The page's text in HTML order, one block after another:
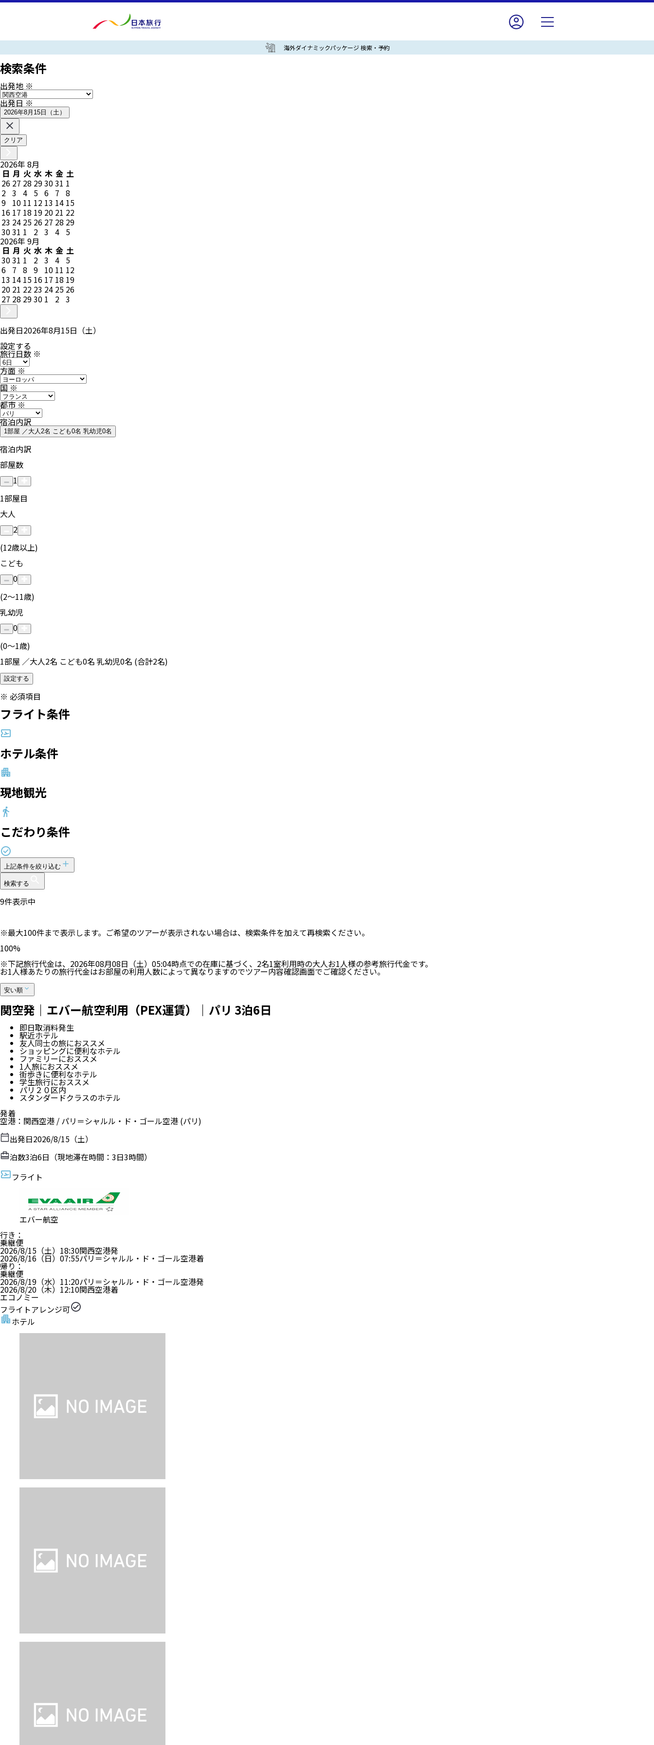
海外ダイナミックパッケージ 検索・予約
検索条件
出発地 ※
出発日※
2026年8月15日（土）
クリア
2026年 8月
日 月 火 水 木 金 土
26 27 28 293031 1
2 3 4 5 6 7 8
9 10 11 12 13 14 15
16 17 18 19 20 21 22
23 24 25 26 27 28 29
3031 1 2 3 4 5
2026年 9月
日 月 火 水 木 金 土
3031 1 2 3 4 5
6 7 8 9 10 11 12
13 14 15 16 17 18 19
20 21 22 23 24 25 26
27 28 2930 1 2 3
出発日2026年8月15日（土）
設定する
旅行日数 ※
方面※
国※
都市※
宿泊内訳
1部屋 ／大人2名 こども0名 乳幼児0名
宿泊内訳
部屋数
1
1部屋目
大人
2
(12歳以上)
こども
0
(2〜11歳)
乳幼児
0
(0〜1歳)
1部屋 ／大人2名 こども0名 乳幼児0名 (合計2名)
設定する
※ 必須項目
フライト条件
ホテル条件
現地観光
こだわり条件
上記条件を絞り込む
検索する
9件表示中
※最大100件まで表示します。ご希望のツアーが表示されない場合は、検索条件を加えて再検索ください。
100%
※下記旅行代金は、 2026年08月08日（土）05:04時点での在庫に基づく、 2名1室利用時の大人お1人様の参考旅行代金です。
お1人様あたりの旅行代金はお部屋の利用人数によって異なりますのでツアー内容確認画面でご確認ください。
安い順
関空発｜エバー航空利用（PEX運賃）｜パリ 3泊6日
即日取消料発生
駅近ホテル
友人同士の旅におススメ
ショッピングに便利なホテル
ファミリーにおススメ
1人旅におススメ
街歩きに便利なホテル
学生旅行におススメ
パリ２０区内
スタンダードクラスのホテル
発着
空港 ： 関西空港 / パリ＝シャルル・ド・ゴール空港 (パリ)
出発日2026/8/15（土）
泊数3泊6日（現地滞在時間： 3日3時間）
フライト
エバー航空
行き ：
乗継便
2026/8/15（土） 18:30関西空港発
2026/8/16（日） 07:55パリ＝シャルル・ド・ゴール空港着
帰り ：
乗継便
2026/8/19（水） 11:20パリ＝シャルル・ド・ゴール空港発
2026/8/20（木） 12:10関西空港着
エコノミー
フライトアレンジ可
ホテル